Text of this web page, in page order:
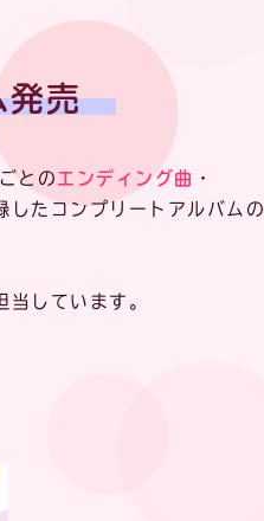
発売
との エンディング曲 ・
したコンプリートアルバムの
当しています。